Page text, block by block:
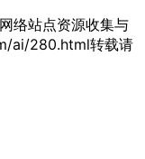
络站点资源收集与
ai/280.html转载请